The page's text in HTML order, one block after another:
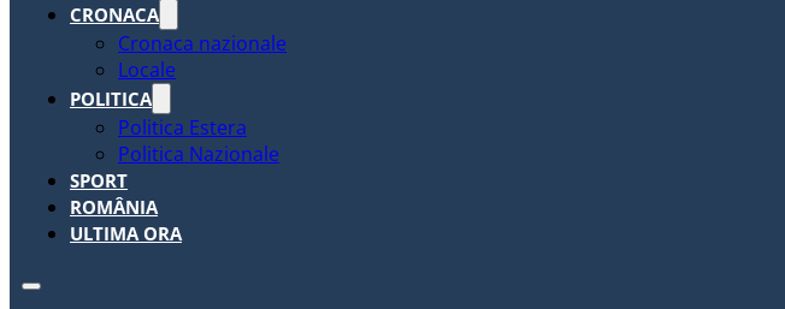
CRONACA
Cronaca nazionale
Locale
POLITICA
Politica Estera
Politica Nazionale
SPORT
ROMÂNIA
ULTIMA ORA